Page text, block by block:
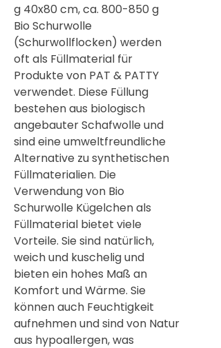
g 40x80 cm, ca. 800-850 g
Bio Schurwolle
(Schurwollflocken) werden
oft als Füllmaterial für
Produkte von PAT & PATTY
verwendet. Diese Füllung
bestehen aus biologisch
angebauter Schafwolle und
sind eine umweltfreundliche
Alternative zu synthetischen
Füllmaterialien. Die
Verwendung von Bio
Schurwolle Kügelchen als
Füllmaterial bietet viele
Vorteile. Sie sind natürlich,
weich und kuschelig und
bieten ein hohes Maß an
Komfort und Wärme. Sie
können auch Feuchtigkeit
aufnehmen und sind von Natur
aus hypoallergen, was